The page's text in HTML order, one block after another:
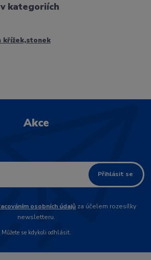
kategoriích
křížek,stonek
Akce
Přihlásit se
osobních údajů za účelem rozesílky
newsletteru.
Můžete se kdykoli odhlásit.